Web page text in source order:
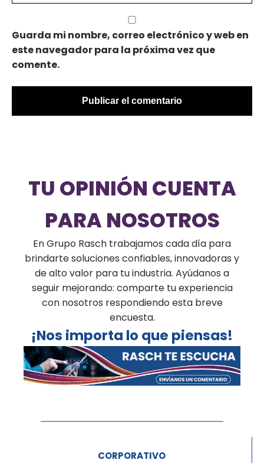
Guarda mi nombre, correo electrónico y web en
este navegador para la próxima vez que
comente.
TU OPINIÓN CUENTA
PARA NOSOTROS
En Grupo Rasch trabajamos cada día para
brindarte soluciones confiables, innovadoras y
de alto valor para tu industria. Ayúdanos a
seguir mejorando: comparte tu experiencia
con nosotros respondiendo esta breve
encuesta.
¡Nos importa lo que piensas!
CORPORATIVO